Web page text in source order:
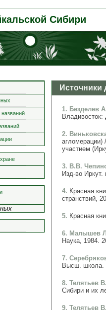
Сибири
названий
Источники
1. Безделев
Владивосток:
2.
агломерации)
участием
3. В.В.
Изд-во Иркут.
4. Красная
странствий,
5. Красная
6. Малышев
Наука, 1984.
7.
Высш. школа.
8. Телятьев
Сибири и их
9. Телятьев